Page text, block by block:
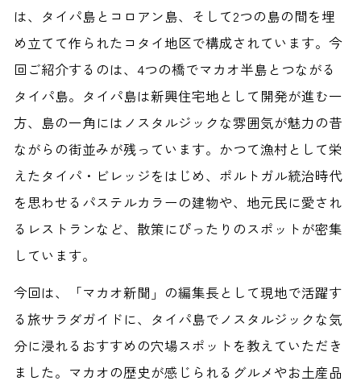
は、タイパ島とコロアン島、そして2つの島の間を埋
め立てて作られたコタイ地区で構成されています。今
回ご紹介するのは、4つの橋でマカオ半島とつながる
タイパ島。タイパ島は新興住宅地として開発が進む一
方、島の一角にはノスタルジックな雰囲気が魅力の昔
ながらの街並みが残っています。かつて漁村として栄
えたタイパ・ビレッジをはじめ、ポルトガル統治時代
を思わせるパステルカラーの建物や、地元民に愛され
るレストランなど、散策にぴったりのスポットが密集
しています。
今回は、「マカオ新聞」の編集長として現地で活躍す
る旅サラダガイドに、タイパ島でノスタルジックな気
分に浸れるおすすめの穴場スポットを教えていただき
ました。マカオの歴史が感じられるグルメやお土産品